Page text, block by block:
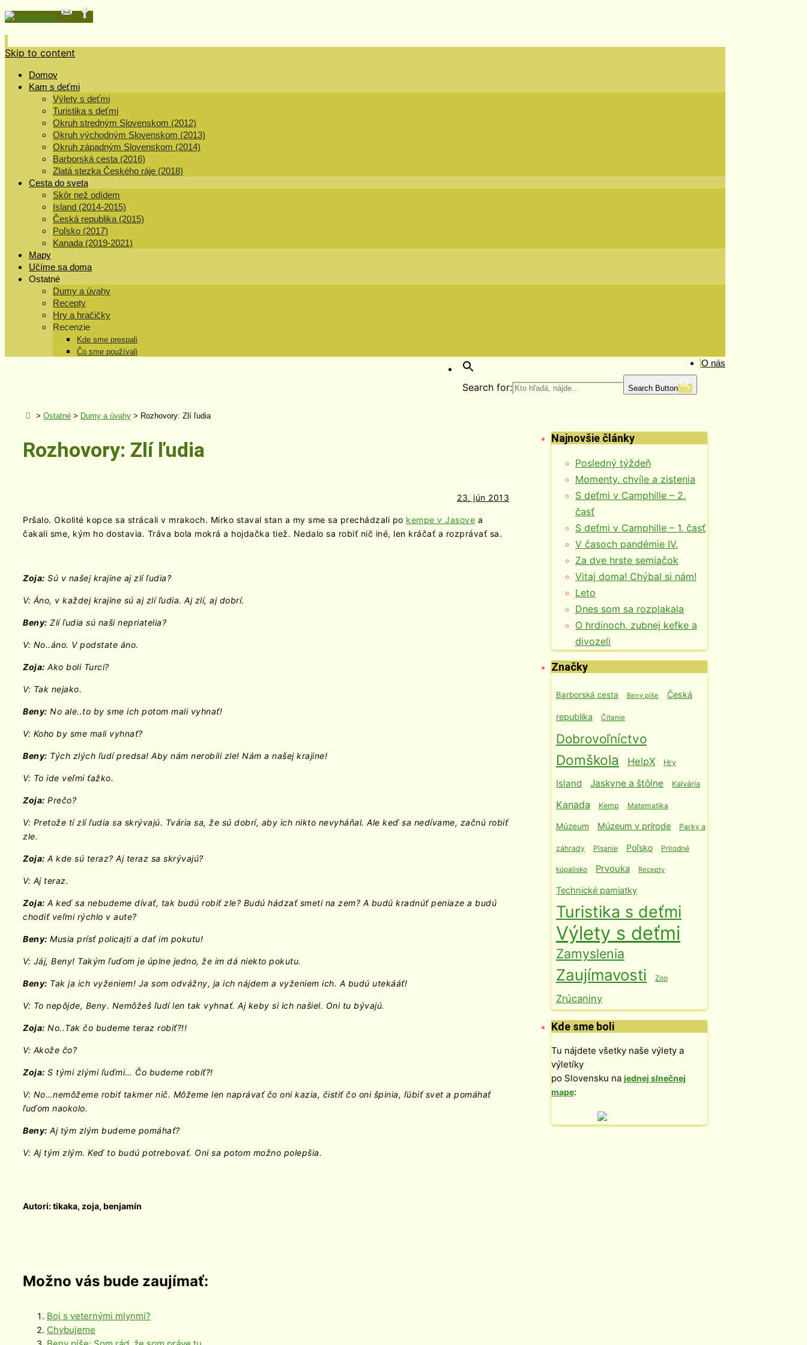
Skip to content
Domov
Kam s deťmi
Výlety s deťmi
Turistika s deťmi
Okruh stredným Slovenskom (2012)
Okruh východným Slovenskom (2013)
Okruh západným Slovenskom (2014)
Barborská cesta (2016)
Zlatá stezka Českého ráje (2018)
Cesta do sveta
Skôr než odídem
Island (2014-2015)
Česká republika (2015)
Poľsko (2017)
Kanada (2019-2021)
Mapy
Učíme sa doma
Ostatné
Dumy a úvahy
Recepty
Hry a hračičky
Recenzie
Kde sme prespali
Čo sme používali
O nás
Search for: Search Button
>Ostatné > Dumy a úvahy > Rozhovory: Zlí ľudia
Rozhovory: Zlí ľudia
23. jún 2013
Pršalo. Okolité kopce sa strácali v mrakoch. Mirko staval stan a my sme sa prechádzali po kempe v Jasove a
čakali sme, kým ho dostavia. Tráva bola mokrá a hojdačka tiež. Nedalo sa robiť nič iné, len kráčať a rozprávať sa.
Zoja: Sú v našej krajine aj zlí ľudia?
V: Áno, v každej krajine sú aj zlí ľudia. Aj zlí, aj dobrí.
Beny: Zlí ľudia sú naši nepriatelia?
V: No..áno. V podstate áno.
Zoja: Ako boli Turci?
V: Tak nejako.
Beny: No ale..to by sme ich potom mali vyhnať!
V: Koho by sme mali vyhnať?
Beny: Tých zlých ľudí predsa! Aby nám nerobili zle! Nám a našej krajine!
V: To ide veľmi ťažko.
Zoja: Prečo?
V: Pretože tí zlí ľudia sa skrývajú. Tvária sa, že sú dobrí, aby ich nikto nevyháňal. Ale keď sa nedívame, začnú robiť
zle.
Zoja: A kde sú teraz? Aj teraz sa skrývajú?
V: Aj teraz.
Zoja: A keď sa nebudeme dívať, tak budú robiť zle? Budú hádzať smeti na zem? A budú kradnúť peniaze a budú
chodiť veľmi rýchlo v aute?
Beny: Musia prísť policajti a dať im pokutu!
V: Jáj, Beny! Takým ľuďom je úplne jedno, že im dá niekto pokutu.
Beny: Tak ja ich vyženiem! Ja som odvážny, ja ich nájdem a vyženiem ich. A budú utekááť!
V: To nepôjde, Beny. Nemôžeš ľudí len tak vyhnať. Aj keby si ich našiel. Oni tu bývajú.
Zoja: No..Tak čo budeme teraz robiť?!!
V: Akože čo?
Zoja: S tými zlými ľuďmi… Čo budeme robiť?!
V: No…nemôžeme robiť takmer nič. Môžeme len naprávať čo oni kazia, čistiť čo oni špinia, ľúbiť svet a pomáhať
ľuďom naokolo.
Beny: Aj tým zlým budeme pomáhať?
V: Aj tým zlým. Keď to budú potrebovať. Oni sa potom možno polepšia.
Autori: tikaka, zoja, benjamín
Možno vás bude zaujímať:
Boj s veternými mlynmi?
Chybujeme
Najnovšie články
Posledný týždeň
Momenty, chvíle a zistenia
S deťmi v Camphille – 2.
časť
S deťmi v Camphille – 1. časť
V časoch pandémie IV.
Za dve hrste semiačok
Vitaj doma! Chýbal si nám!
Leto
Dnes som sa rozplakala
O hrdinoch, zubnej kefke a
divozeli
Značky
Barborská cesta Beny píše Česká
republika Čítanie
Dobrovoľníctvo
Domškola HelpX Hry
Island Jaskyne a štôlne Kalvária
Kanada Kemp Matematika
Múzeum Múzeum v prírode Parky a
záhrady Písanie Poľsko Prírodné
kúpalisko Prvouka Recepty
Technické pamiatky
Turistika s deťmi
Výlety s deťmi
Zamyslenia
Zaujímavosti Zoo
Zrúcaniny
Kde sme boli
Tu nájdete všetky naše výlety a
výletíky
po Slovensku na jednej slnečnej
mape: